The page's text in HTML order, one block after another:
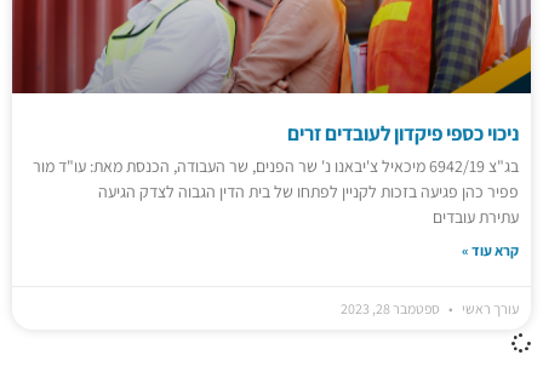
ניכוי כספי פיקדון לעובדים זרים
בג"צ 6942/19 מיכאיל צ'יבאנו נ' שר הפנים, שר העבודה, הכנסת מאת: עו"ד מור
פפיר כהן פגיעה בזכות לקניין לפתחו של בית הדין הגבוה לצדק הגיעה
עתירת עובדים
קרא עוד »
עורך ראשי ספטמבר 28, 2023